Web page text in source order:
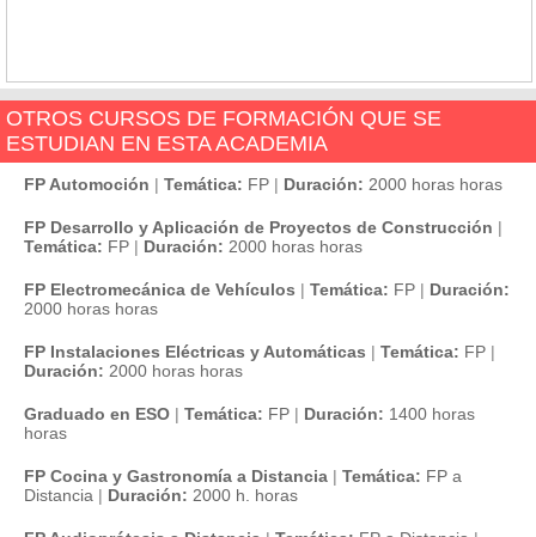
OTROS CURSOS DE FORMACIÓN QUE SE
ESTUDIAN EN ESTA ACADEMIA
FP Automoción | Temática: FP | Duración: 2000 horas horas
FP Desarrollo y Aplicación de Proyectos de Construcción |
Temática: FP | Duración: 2000 horas horas
FP Electromecánica de Vehículos | Temática: FP | Duración:
2000 horas horas
FP Instalaciones Eléctricas y Automáticas | Temática: FP |
Duración: 2000 horas horas
Graduado en ESO | Temática: FP | Duración: 1400 horas
horas
FP Cocina y Gastronomía a Distancia | Temática: FP a
Distancia | Duración: 2000 h. horas